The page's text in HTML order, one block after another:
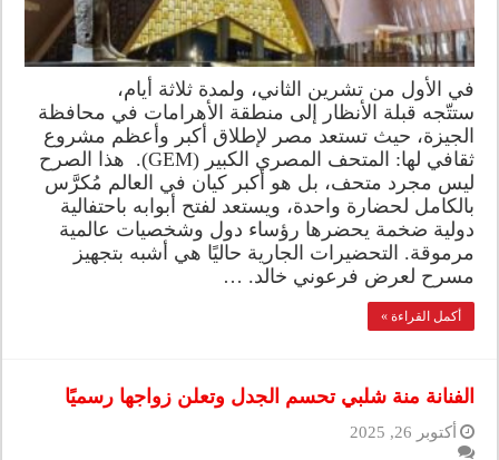
في الأول من تشرين الثاني، ولمدة ثلاثة أيام،
ستتّجه قبلة الأنظار إلى منطقة الأهرامات في محافظة
الجيزة، حيث تستعد مصر لإطلاق أكبر وأعظم مشروع
ثقافي لها: المتحف المصري الكبير (GEM). هذا الصرح
ليس مجرد متحف، بل هو أكبر كيان في العالم مُكرَّس
بالكامل لحضارة واحدة، ويستعد لفتح أبوابه باحتفالية
دولية ضخمة يحضرها رؤساء دول وشخصيات عالمية
مرموقة. التحضيرات الجارية حاليًا هي أشبه بتجهيز
مسرح لعرض فرعوني خالد. …
أكمل القراءة »
الفنانة منة شلبي تحسم الجدل وتعلن زواجها رسميًا
أكتوبر 26, 2025